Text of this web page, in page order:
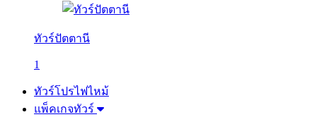
ทัวร์ปัตตานี
1
ทัวร์โปรไฟไหม้
แพ็คเกจทัวร์